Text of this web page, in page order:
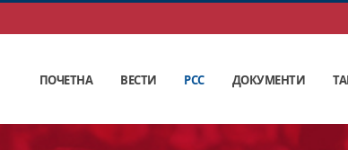
ПОЧЕТНА ВЕСТИ РСС ДОКУМЕНТИ